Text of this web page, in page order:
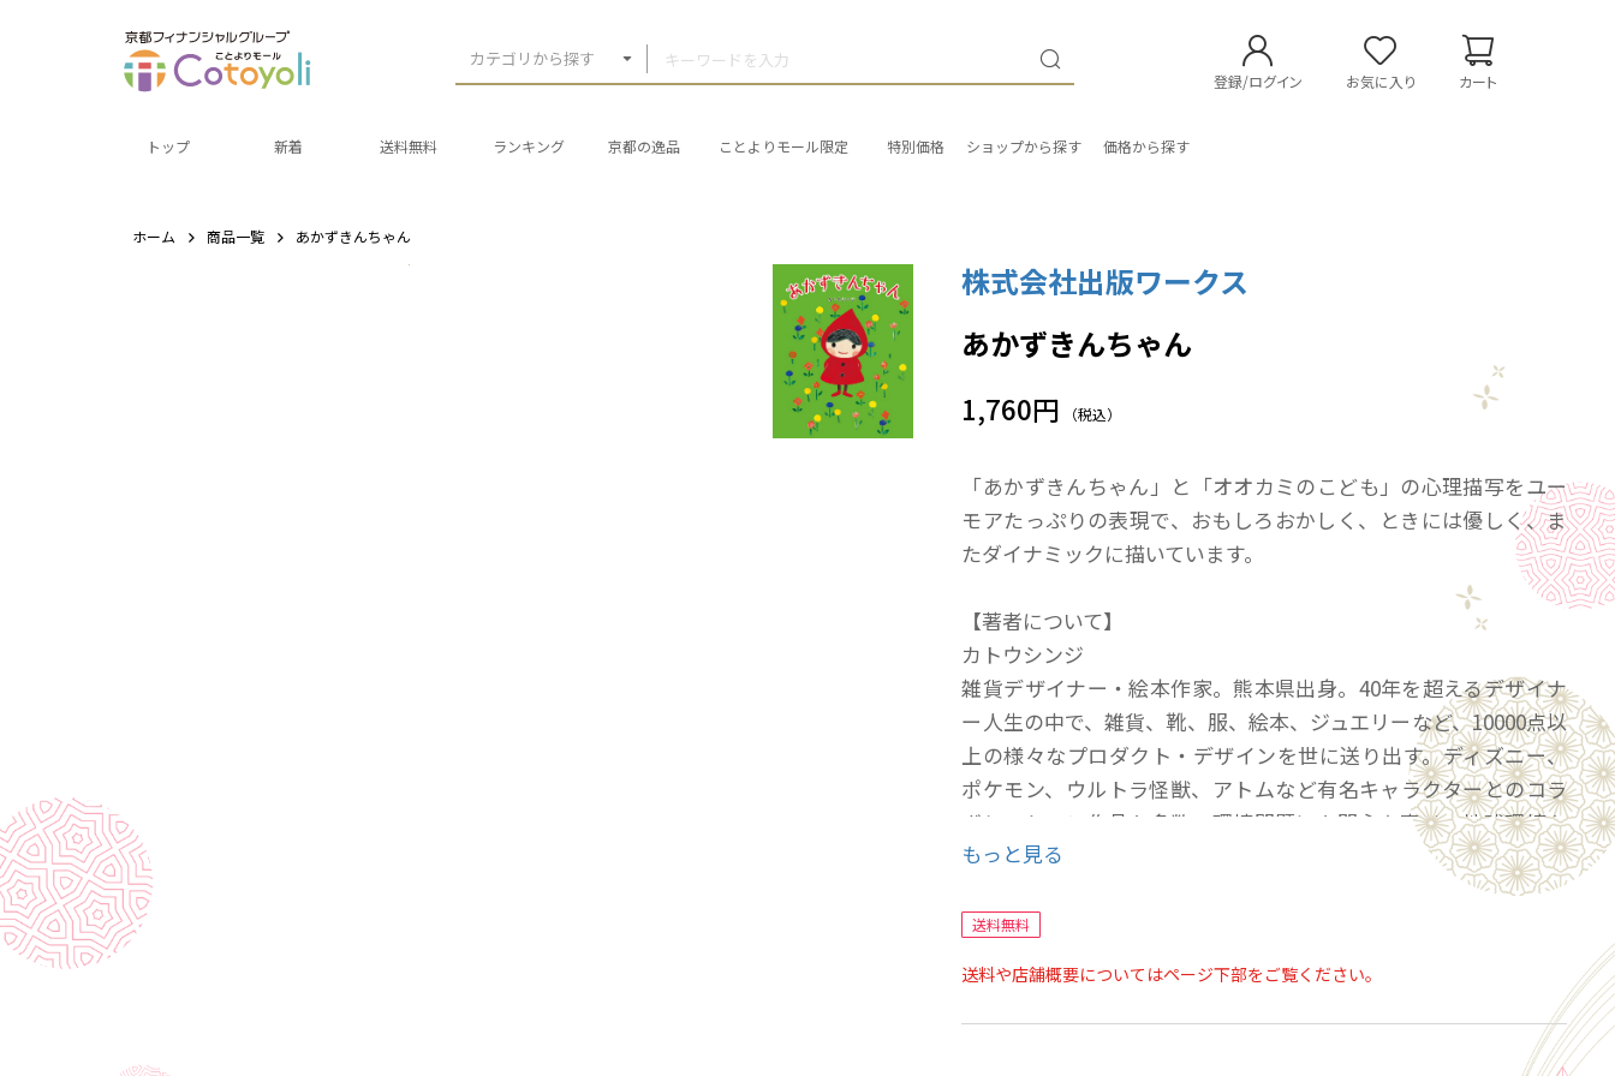
カテゴリから探す
登録/ログイン お気に入り カート
トップ 新着 送料無料 ランキング 京都の逸品 ことよりモール限定 特別価格 ショップから探す 価格から探す
ホーム 商品一覧 あかずきんちゃん
株式会社出版ワークス
あかずきんちゃん
1,760円 （税込）
「あかずきんちゃん」と「オオカミのこども」の心理描写をユー
モアたっぷりの表現で、おもしろおかしく、ときには優しく、ま
たダイナミックに描いています。
【著者について】
カトウシンジ
雑貨デザイナー・絵本作家。熊本県出身。40年を超えるデザイナ
ー人生の中で、雑貨、靴、服、絵本、ジュエリーなど、10000点以
上の様々なプロダクト・デザインを世に送り出す。ディズニー、
ポケモン、ウルトラ怪獣、アトムなど有名キャラクターとのコラ
ボレーション作品も多数。環境問題にも関心を寄せ、地球環境を
テーマにした北極熊の兄弟『そらべあ』のキャラクターを制作。
『そらべあ』の活動が高く評価され、2010年に環境大臣賞を、
2012年には第一回ソーラーアワードを受賞。絵本制作にも精力的
ぱい』（出版ワークス）を含む25冊以上の絵本をリリース。
もっと見る
送料無料
送料や店舗概要についてはページ下部をご覧ください。